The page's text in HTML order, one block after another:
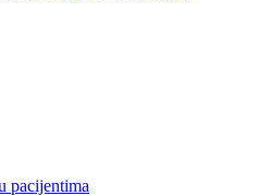
pacijentima